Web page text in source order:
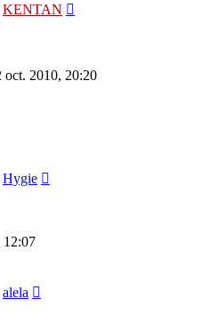
KENTAN
oct. 2010, 20:20
Hygie
12:07
alela